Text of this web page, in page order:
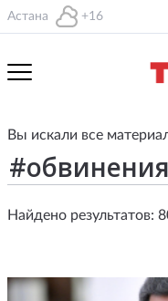
Астана +16
Вы искали все
Найдено результатов: